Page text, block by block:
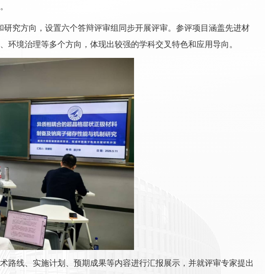
究方向，设置六个答辩评审组同步开展评审。参评项目涵盖先进材
境治理等多个方向，体现出较强的学科交叉特色和应用导向。
路线、实施计划、预期成果等内容进行汇报展示，并就评审专家提出